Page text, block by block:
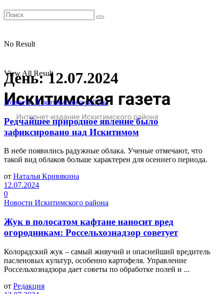
No Result
View All Result
День:12.07.2024
Новости Искитимского района
Редчайшее природное явление было
зафиксировано над Искитимом
В небе появились радужные облака. Ученые отмечают, что
такой вид облаков больше характерен для осеннего периода.
от Наталья Кривякина
12.07.2024
0
Новости Искитимского района
Жук в полосатом кафтане наносит вред
огородникам: Россельхознадзор советует
Колорадский жук – самый живучий и опаснейший вредитель
пасленовых культур, особенно картофеля. Управление
Россельхознадзора дает советы по обработке полей и ...
от Редакция